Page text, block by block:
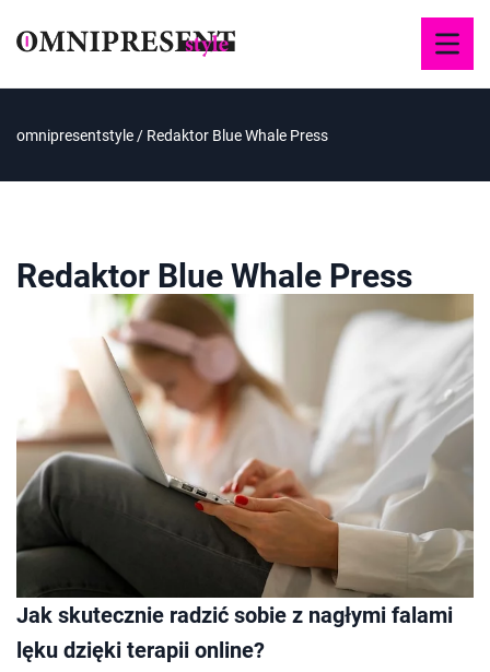
omnipresentstyle / Redaktor Blue Whale Press
Redaktor Blue Whale Press
Jak skutecznie radzić sobie z nagłymi falami
lęku dzięki terapii online?